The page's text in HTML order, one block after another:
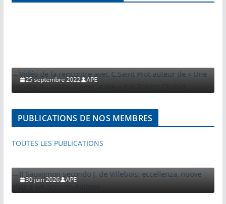
25 septembre 2022 APE
PUBLICATIONS DE NOS MEMBRES
TOUTES LES PUBLICATIONS
30 juin 2026 APE